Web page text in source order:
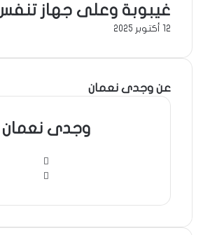
غيبوبة وعلى جهاز
12 أكتوبر 2025
عن وجدى نعمان
وجدى نعمان